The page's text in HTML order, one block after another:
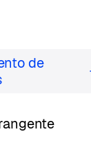
de